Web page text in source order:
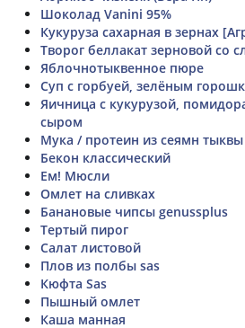
Шоколад Vanini 95%
Кукуруза сахарная в зернах
Творог беллакат зерновой со
Яблочнотыквенное пюре
Суп с горбуей, зелёным
Яичница с кукурузой,
сыром
Мука / протеин из сеямн тыквы
Бекон классический
Ем! Мюсли
Омлет на сливках
Банановые чипсы genussplus
Тертый пирог
Салат листовой
Плов из полбы sas
Кюфта Sas
Пышный омлет
Каша манная